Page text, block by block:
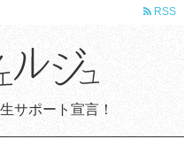
サポート宣言！
RSS